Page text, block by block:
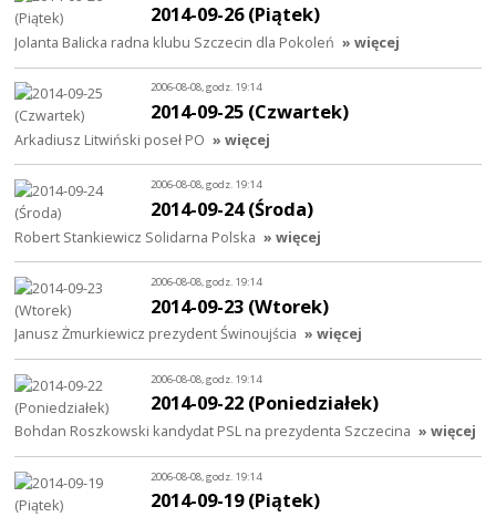
2014-09-26 (Piątek)
Jolanta Balicka radna klubu Szczecin dla Pokoleń » więcej
2006-08-08, godz. 19:14
2014-09-25 (Czwartek)
Arkadiusz Litwiński poseł PO » więcej
2006-08-08, godz. 19:14
2014-09-24 (Środa)
Robert Stankiewicz Solidarna Polska » więcej
2006-08-08, godz. 19:14
2014-09-23 (Wtorek)
Janusz Żmurkiewicz prezydent Świnoujścia » więcej
2006-08-08, godz. 19:14
2014-09-22 (Poniedziałek)
Bohdan Roszkowski kandydat PSL na prezydenta Szczecina » więcej
2006-08-08, godz. 19:14
2014-09-19 (Piątek)